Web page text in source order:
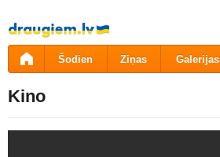
Pāriet
uz
saturu
Šodien Ziņas Galerijas
Kino